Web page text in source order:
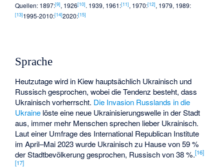
Quellen: 1897:[9], 1926[10]. 1939, 1961:[11], 1970:[12], 1979, 1989:
[13]1995-2010:[14]2020:[15]
Sprache
Heutzutage wird in Kiew hauptsächlich Ukrainisch und
Russisch gesprochen, wobei die Tendenz besteht, dass
Ukrainisch vorherrscht. Die Invasion Russlands in die
Ukraine löste eine neue Ukrainisierungswelle in der Stadt
aus, immer mehr Menschen sprechen lieber Ukrainisch.
Laut einer Umfrage des International Republican Institute
im April–Mai 2023 wurde Ukrainisch zu Hause von 59 %
der Stadtbevölkerung gesprochen, Russisch von 38 %.[16]
[17]